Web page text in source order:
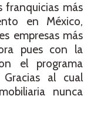
franquicias más
en México,
empresas más
pues con la
el programa
Gracias al cual
nunca